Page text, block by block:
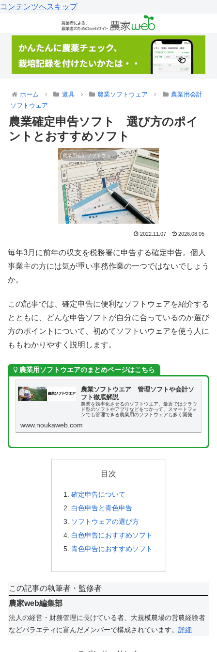
コンテンツへスキップ
ホーム 道具 農業ソフトウェア
農業用会計
ソフトウェア
農業確定申告ソフト 選び方のポイ
ントとおすすめソフト
農業用会計ソフトウェア
2022.11.07 2026.08.05
毎年3月に前年の収支を税務署に申告する確定申告。個人
事業主の方には気が重い事務作業の一つではないでしょう
か。
この記事では、確定申告に便利なソフトウェアを紹介する
とともに、どんな申告ソフトが自分に合っているのか選び
方のポイントについて、初めてソフトいウェアを使う人に
ももわかりやすく説明します。
農業用ソフトウエアのまとめページはこちら
農業ソフトウエア 管理ソフトや会計ソ
フト徹底解説
農業を効率化させるのソフトウエア、最近ではクラウ
ド型のソフトやアプリなどをつかって、スマートフォ
ンでも管理できる農業用のソフトウェアも多く開発さ
ェアについて、まとめて解説します。
www.noukaweb.com
目次
確定申告について
白色申告と青色申告
ソフトウェアの選び方
白色申告におすすめソフト
青色申告におすすめソフト
この記事の執筆者・監修者
農家web編集部
法人の経営・財務管理に長けている者、大規模農場の営農経験者
などバラエティに富んだメンバーで構成されています。 詳細